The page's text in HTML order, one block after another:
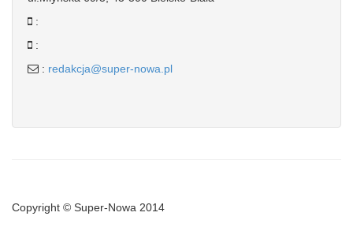
:
:
: redakcja@super-nowa.pl
Copyright © Super-Nowa 2014